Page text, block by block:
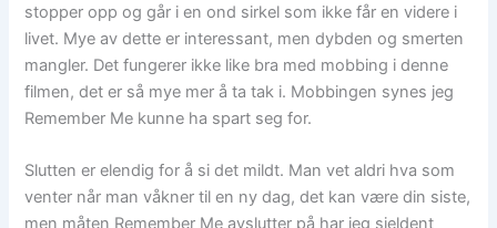
stopper opp og går i en ond sirkel som ikke får en videre i
livet. Mye av dette er interessant, men dybden og smerten
mangler. Det fungerer ikke like bra med mobbing i denne
filmen, det er så mye mer å ta tak i. Mobbingen synes jeg
Remember Me kunne ha spart seg for.
Slutten er elendig for å si det mildt. Man vet aldri hva som
venter når man våkner til en ny dag, det kan være din siste,
men måten Remember Me avslutter på har jeg sjeldent